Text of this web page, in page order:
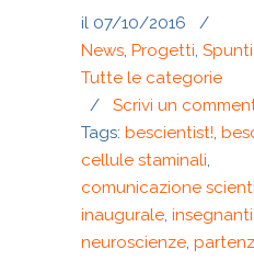
il 07/10/2016
/
News, Progetti,
Tutte le categorie
/ Scrivi un
Tags: bescientist!,
cellule staminali,
comunicazione
inaugurale, insegnanti
neuroscienze,